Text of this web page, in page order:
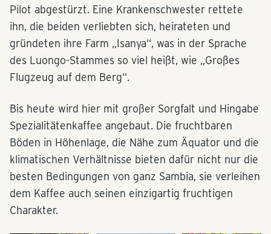
Pilot abgestürzt. Eine Krankenschwester rettete
ihn, die beiden verliebten sich, heirateten und
gründeten ihre Farm „Isanya“, was in der Sprache
des Luongo-Stammes so viel heißt, wie „Großes
Flugzeug auf dem Berg“.
Bis heute wird hier mit großer Sorgfalt und Hingabe
Spezialitätenkaffee angebaut. Die fruchtbaren
Böden in Höhenlage, die Nähe zum Äquator und die
klimatischen Verhältnisse bieten dafür nicht nur die
besten Bedingungen von ganz Sambia, sie verleihen
dem Kaffee auch seinen einzigartig fruchtigen
Charakter.